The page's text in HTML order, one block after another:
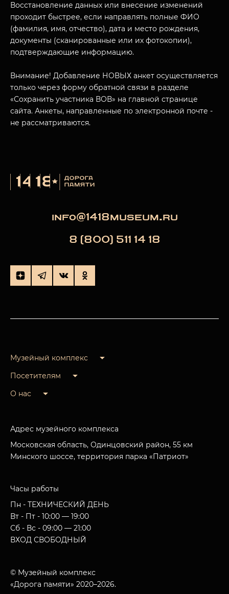
ПОСЕТИТЕЛЯМ
О НАС
НАЗАД
Восстановление данных или внесение изменений
проходит быстрее, если направлять полные ФИО
(фамилия, имя, отчество), дата и место рождения,
документы (сканированные или их фотокопии),
подтверждающие информацию.
Внимание! Добавление НОВЫХ анкет осуществляется
только через форму обратной связи в разделе
«Сохранить участника ВОВ» на главной странице
сайта. Анкеты, направленные по электронной почте -
не рассматриваются.
info@1418museum.ru
8 (800) 511 14 18
Музейный комплекс
Посетителям
О нас
Адрес музейного комплекса
Московская область, Одинцовский район, 55 км
Минского шоссе, территория парка «Патриот»
Часы работы
Пн - ТЕХНИЧЕСКИЙ ДЕНЬ
Вт - Пт - 10:00 — 19:00
Сб - Вс - 09:00 — 21:00
ВХОД СВОБОДНЫЙ
© Музейный комплекс
«Дорога памяти» 2020–2026.